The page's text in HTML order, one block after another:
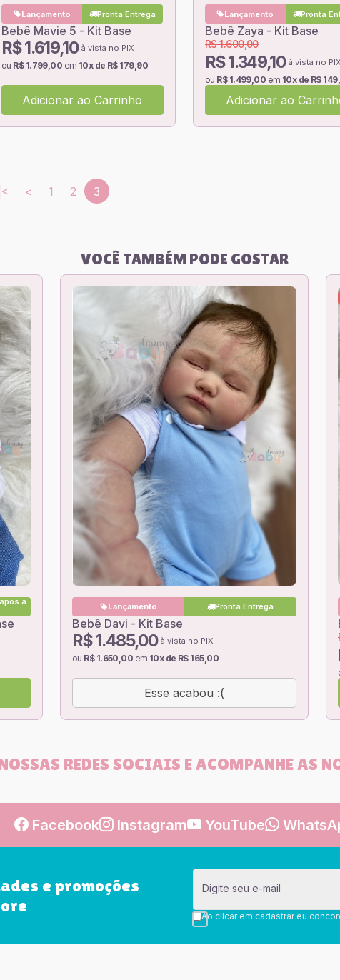
Lançamento Pronta Entrega
Bebê Mavie 5 - Kit Base
R$ 1.619,10 à vista no PIX
ou R$ 1.799,00 em 10x de R$ 179,90
Adicionar ao Carrinho
Lançamento Pronta
Bebê Zaya - Kit Base
R$ 1.349,10 à vista no PIX
R$ 1.600,00
ou R$ 1.499,00 em 10x de R$
Adicionar ao
|< < 1 2 3
VOCÊ TAMBÉM PODE GOSTAR
a
Lançamento Pronta Entrega
Bebê Davi - Kit Base
R$ 1.485,00 à vista no PIX
ou R$ 1.650,00 em 10x de R$ 165,00
Esse acabou :(
REDES SOCIAIS E ACOMPANHE AS
Facebook Instagram YouTube
e promoções
Digite seu e-mail
Ao clicar em cadastrar eu